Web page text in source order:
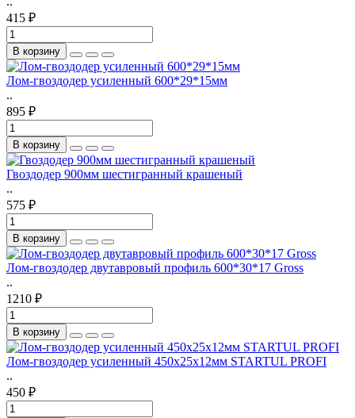
415 ₽
В корзину
Лом-гвоздодер усиленный 600*29*15мм
..
895 ₽
В корзину
Гвоздодер 900мм шестигранный крашеный
..
575 ₽
В корзину
Лом-гвоздодер двутавровый профиль 600*30*17 Gross
..
1210 ₽
В корзину
Лом-гвоздодер усиленный 450x25х12мм STARTUL PROFI
..
450 ₽